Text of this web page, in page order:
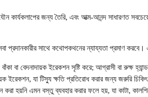
জন্য তৈরি, এবং আত্ম-আনন্দ সাধারণত
প্রদানকারীর সাথে কথোপকথনের ন্যায্যতা প্রমাণ
বা বেদনাদায়ক ইরেকশন সৃষ্টি করে; আগ্রাসী বা রুক্ষ
ইরেকশন, যা টিস্যু ক্ষতি প্রতিরোধ করার জন্য জরুরি
করা হয়নি এমন বস্তু ব্যবহার করার ফলে হয়, যা কাটা,